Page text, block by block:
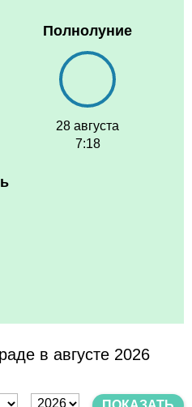
Полнолуние
28 августа
7:18
в августе 2026